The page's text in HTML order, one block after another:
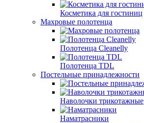
Косметика для гостиниц
Махровые полотенца
Полотенца Cleanelly
Полотенца TDL
Постельные принадлежности
Наволочки трикотажные
Наматрасники